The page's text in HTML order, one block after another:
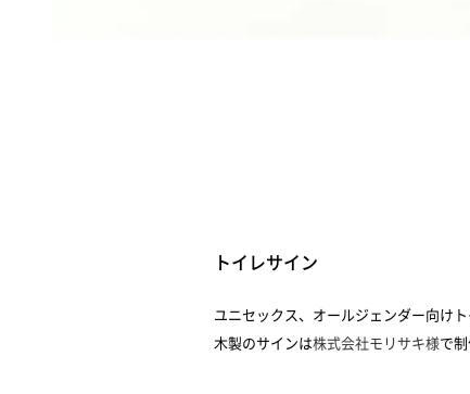
トイレサイン
ユニセックス、オールジェンダー向けト
木製のサインは株式会社モリサキ様で